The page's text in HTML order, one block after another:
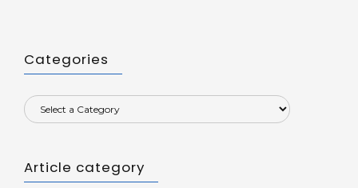
Categories
Article category